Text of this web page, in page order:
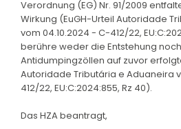
Verordnung (EG) Nr. 91/2009
Wirkung (EuGH-Urteil Autoridade
vom 04.10.2024 - C-412/22,
berühre weder die Entstehung
Antidumpingzöllen auf zuvor
Autoridade Tributária e Aduaneira
412/22, EU:C:2024:855, Rz 40).
Das HZA beantragt,